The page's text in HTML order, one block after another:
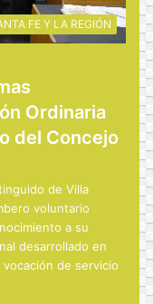
FE Y LA REGIÓN
Ordinaria
del Concejo
de Villa
voluntario
a su
desarrollado en
de servicio